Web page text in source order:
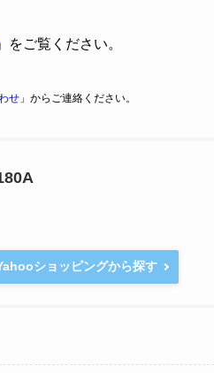
」をご覧ください。
せ 」からご連絡ください。
ショッピングから探す